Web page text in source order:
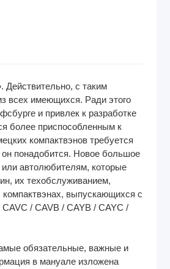
Действительно, с таким
всех имеющихся. Ради этого
и привлек к разработке
более приспособленным к
компактвэнов требуется
он понадобится. Новое большое
автолюбителям, которые
их техобслуживанием,
выпускающихся с
/ CAVB / CAYB / CAYC /
обязательные, важные и
в мануале изложена